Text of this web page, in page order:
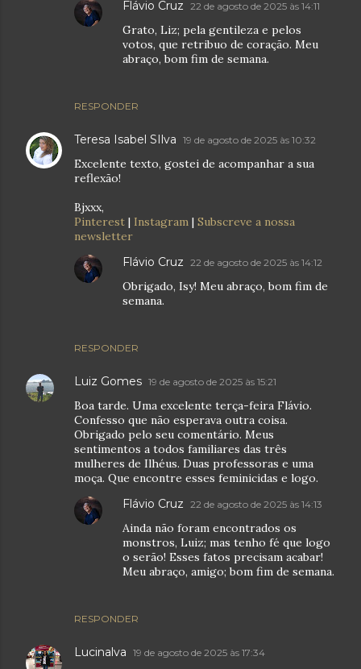
RESPONDER
Flávio Cruz 22 de agosto de 2025 às 14:11
Grato, Liz; pela gentileza e pelos
votos, que retribuo de coração. Meu
abraço, bom fim de semana.
Teresa Isabel SIlva 19 de agosto de 2025 às 10:32
Excelente texto, gostei de acompanhar a sua
reflexão!
Bjxxx,
Pinterest | Instagram | Subscreve a nossa
newsletter
RESPONDER
Flávio Cruz 22 de agosto de 2025 às 14:12
Obrigado, Isy! Meu abraço, bom fim de
semana.
Luiz Gomes 19 de agosto de 2025 às 15:21
Boa tarde. Uma excelente terça-feira Flávio.
Confesso que não esperava outra coisa.
Obrigado pelo seu comentário. Meus
sentimentos a todos familiares das três
mulheres de Ilhéus. Duas professoras e uma
moça. Que encontre esses feminicidas e logo.
RESPONDER
Flávio Cruz 22 de agosto de 2025 às 14:13
Ainda não foram encontrados os
monstros, Luiz; mas tenho fé que logo
o serão! Esses fatos precisam acabar!
Meu abraço, amigo; bom fim de semana.
Lucinalva 19 de agosto de 2025 às 17:34